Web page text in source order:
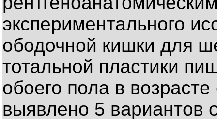
экспериментального
ободочной кишки для
тотальной пластики
обоего пола в
выявлено 5 вариантов